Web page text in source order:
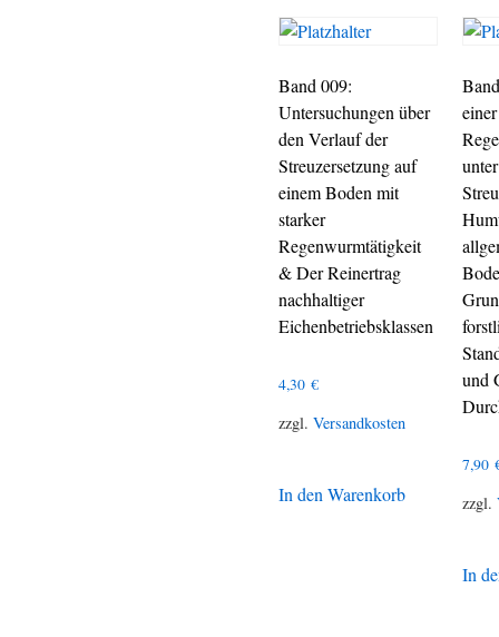
Band 009:
Untersuchungen über
den Verlauf der
Streuzersetzung auf
einem Boden mit
starker
Regenwurmtätigkeit
& Der Reinertrag
nachhaltiger
Eichenbetriebsklassen
4,30 €
zzgl. Versandkosten
In den Warenkorb
und
7,90
zzgl.
In